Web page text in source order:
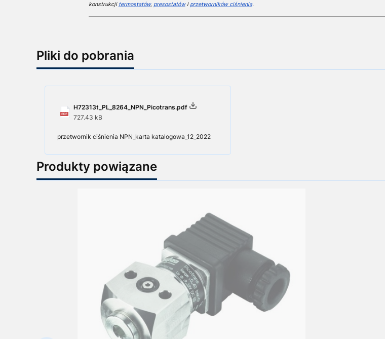
konstrukcji termostatów, presostatówi przetworników ciśnienia.
Pliki do pobrania
H72313t_PL_8264_NPN_Picotrans.pdf
727.43 kB
przetwornik ciśnienia NPN_karta katalogowa_12_2022
Produkty powiązane